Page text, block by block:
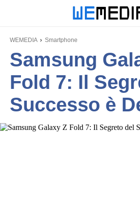
WEMEDIA Smartphone
Samsung
Fold 7: Il
Successo è